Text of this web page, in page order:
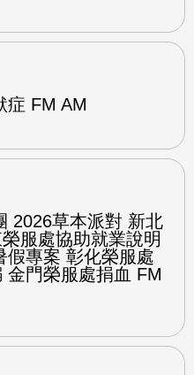
症 FM AM
2026草本派對 新北
服處協助就業說明
假專案 彰化榮服處
金門榮服處捐血 FM